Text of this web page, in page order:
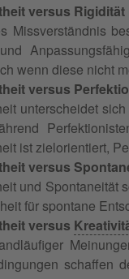
versus Rigidität
Missverständnis
wenn diese nicht
versus
unterscheidet
ist zielorientiert,
versus
und Spontaneität
für spontane
versus
schaffen